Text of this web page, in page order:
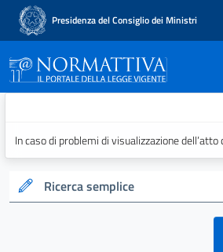
Presidenza del Consiglio dei Ministri
Normattiva - Il
In caso di problemi di visualizzazione dell’atto
Ricerca semplice